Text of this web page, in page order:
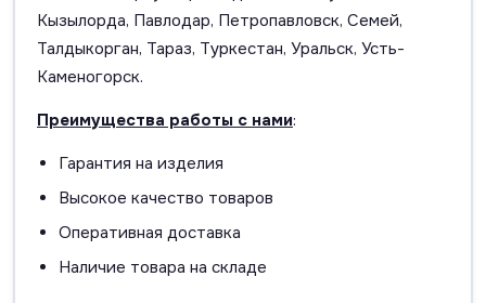
Кызылорда, Павлодар, Петропавловск, Семей,
Талдыкорган, Тараз, Туркестан, Уральск, Усть-
Каменогорск.
Преимущества работы с нами:
Гарантия на изделия
Высокое качество товаров
Оперативная доставка
Наличие товара на складе